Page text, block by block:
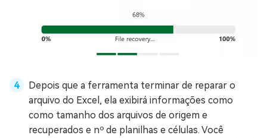
Depois que a ferramenta terminar de reparar o
arquivo do Excel, ela exibirá informações como
como tamanho dos arquivos de origem e
recuperados e nº de planilhas e células. Você